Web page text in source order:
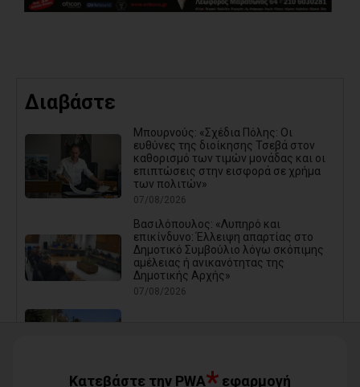
Διαβάστε
Μπουρνούς: «Σχέδια Πόλης: Οι
ευθύνες της διοίκησης Τσεβά στον
καθορισμό των τιμών μονάδας και οι
επιπτώσεις στην εισφορά σε χρήμα
των πολιτών»
07/08/2026
Βασιλόπουλος: «Λυπηρό και
επικίνδυνο: Έλλειψη απαρτίας στο
Δημοτικό Συμβούλιο λόγω σκόπιμης
αμέλειας ή ανικανότητας της
Δημοτικής Αρχής»
07/08/2026
07/08/2026
Κατεβάστε την PWA
εφαρμογή